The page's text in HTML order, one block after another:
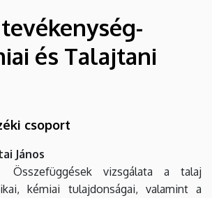
,
és Talajtani
csoport
János
Összefüggések vizsgálata a talaj
kémiai tulajdonságai, valamint a